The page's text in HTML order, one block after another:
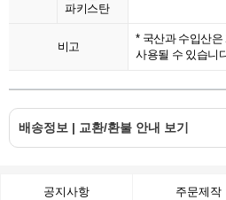
파키스탄
비고
* 국산과 수입산
사용될 수 있습니
배송정보 | 교환/환불 안내 보기
공지사항 주문제작